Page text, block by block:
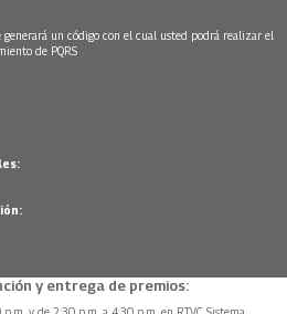
un código con el cual usted podrá realizar el
de PQRS
y entrega de premios: